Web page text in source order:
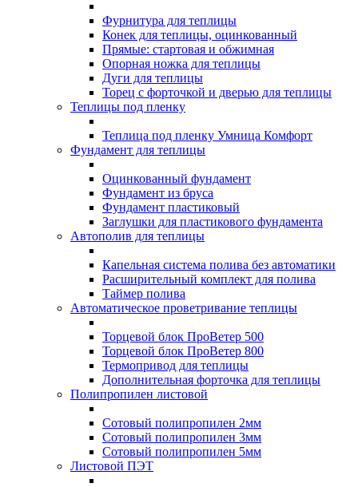
Фурнитура для теплицы
Конек для теплицы, оцинкованный
Прямые: стартовая и обжимная
Опорная ножка для теплицы
Дуги для теплицы
Торец с форточкой и дверью для теплицы
Теплицы под пленку
Теплица под пленку Умница Комфорт
Фундамент для теплицы
Оцинкованный фундамент
Фундамент из бруса
Фундамент пластиковый
Заглушки для пластикового фундамента
Автополив для теплицы
Капельная система полива без автоматики
Расширительный комплект для полива
Таймер полива
Автоматическое проветривание теплицы
Торцевой блок ПроВетер 500
Торцевой блок ПроВетер 800
Термопривод для теплицы
Дополнительная форточка для теплицы
Полипропилен листовой
Сотовый полипропилен 2мм
Сотовый полипропилен 3мм
Сотовый полипропилен 5мм
Листовой ПЭТ